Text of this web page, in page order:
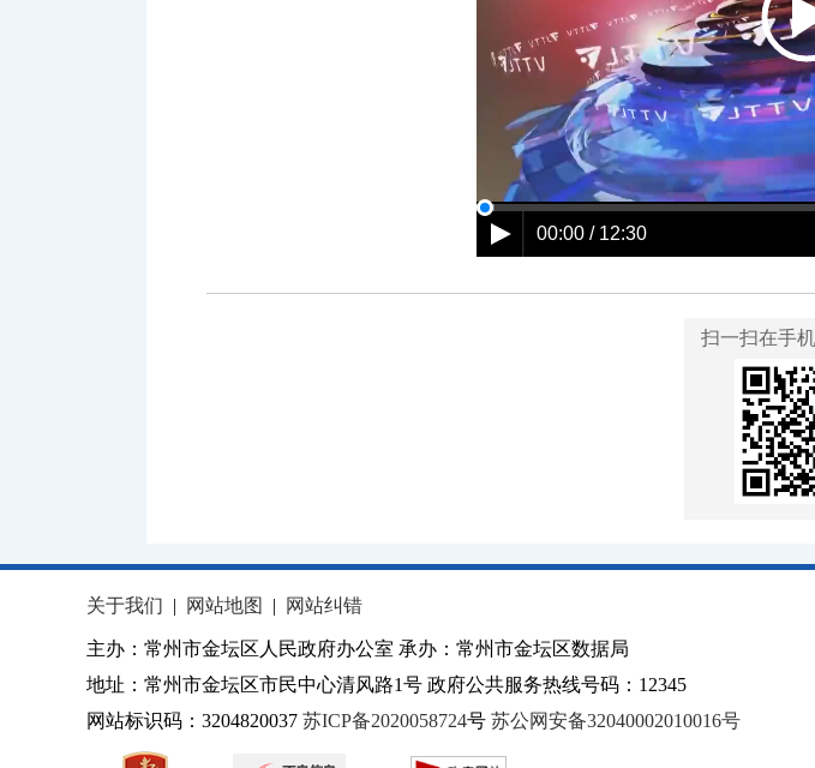
00:00 / 12:30
扫一扫在手
关于我们 | 网站地图 | 网站纠错
主办：常州市金坛区人民政府办公室 承办：常州市金坛区数据局
地址：常州市金坛区市民中心清风路1号 政府公共服务热线号码：12345
网站标识码：3204820037 苏ICP备2020058724号 苏公网安备32040002010016号